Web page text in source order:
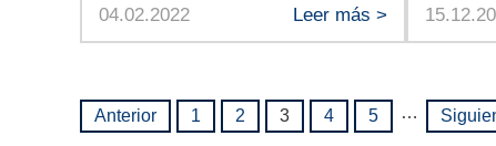
04.02.2022
Leer más >
Anterior 1 2 3 4 5 …